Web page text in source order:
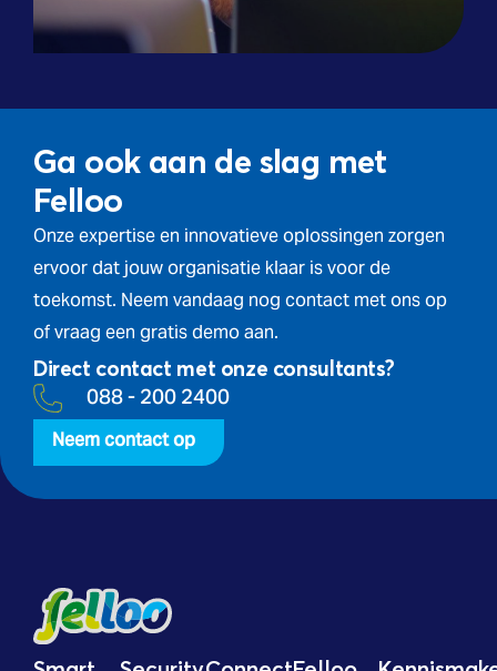
Ga ook aan de slag met
Felloo
Onze expertise en innovatieve oplossingen zorgen
ervoor dat jouw organisatie klaar is voor de
toekomst. Neem vandaag nog contact met ons op
of vraag een gratis demo aan.
Direct contact met onze consultants?
088 - 200 2400
Neem contact op